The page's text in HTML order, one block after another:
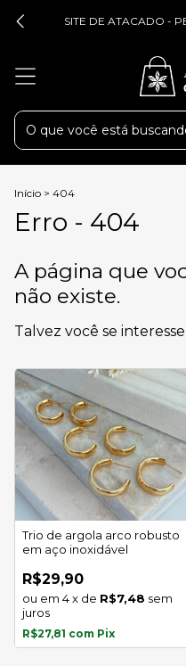
SITE DE ATACADO -
Início > 404
Erro - 404
A página que
não existe.
Talvez você se
Trio de argola arco robusto
em aço inoxidável
R$29,90
4x de R$7,48 sem
juros
R$27,81 com Pix